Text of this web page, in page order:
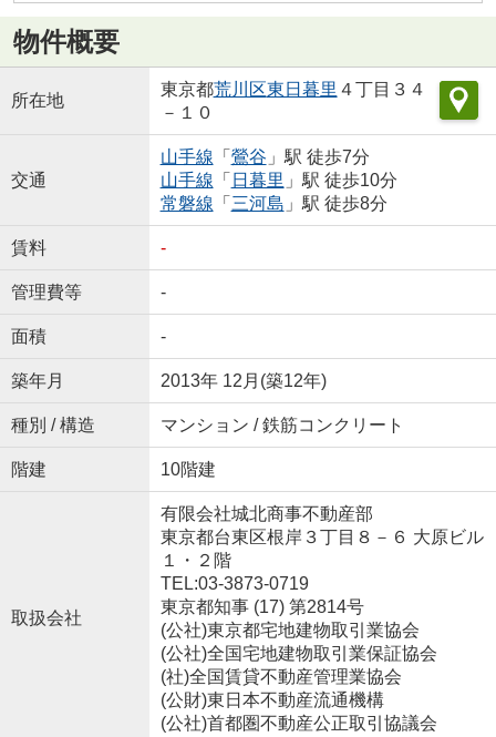
物件概要
所在地
東京都荒川区東日暮里 ４丁目３４
－１０
交通
山手線 「 鶯谷 」駅 徒歩7分
山手線 「 日暮里 」駅 徒歩10分
常磐線 「 三河島 」駅 徒歩8分
賃料 -
管理費等 -
面積 -
築年月 2013年 12月(築12年)
種別 / 構造 マンション / 鉄筋コンクリート
階建 10階建
取扱会社
有限会社城北商事不動産部
東京都台東区根岸３丁目８－６ 大原ビル
１・２階
TEL:03-3873-0719
東京都知事 (17) 第2814号
(公社)東京都宅地建物取引業協会
(公社)全国宅地建物取引業保証協会
(社)全国賃貸不動産管理業協会
(公財)東日本不動産流通機構
(公社)首都圏不動産公正取引協議会